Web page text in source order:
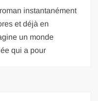
instantanément
et déjà en
un monde
qui a pour